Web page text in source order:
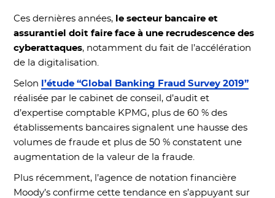
Ces dernières années, le secteur bancaire et
assurantiel doit faire face à une recrudescence des
cyberattaques, notamment du fait de l’accélération
de la digitalisation.
Selon
l’étude “Global Banking Fraud Survey 2019”
réalisée par le cabinet de conseil, d’audit et
d’expertise comptable KPMG, plus de 60 % des
établissements bancaires signalent une hausse des
volumes de fraude et plus de 50 % constatent une
augmentation de la valeur de la fraude.
Plus récemment, l’agence de notation financière
Moody’s confirme cette tendance en s’appuyant sur